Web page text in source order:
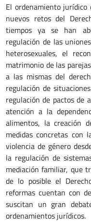
El ordenamiento
nuevos retos del
tiempos ya se han
regulación de las
heterosexuales, el
matrimonio de las
a las mismas del
regulación de
regulación de pactos de
atención a la
alimentos, la creación
medidas concretas
violencia de género
la regulación de
mediación familiar, que
de lo posible el
reformas cuentan con
suscitan un gran
ordenamientos jurídicos.